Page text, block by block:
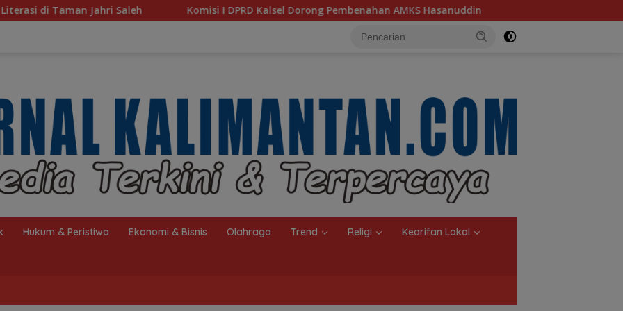
Komisi I DPRD Kalsel Dorong Pembenahan AMKS Hasanuddin Ketua TP PKK Kalsel, Dorong Kreasi Olahan Ikan
Hukum & Peristiwa Ekonomi & Bisnis Olahraga Trend Religi Kearifan Lokal